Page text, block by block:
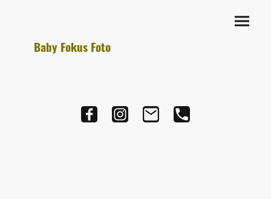
Baby Fokus Foto